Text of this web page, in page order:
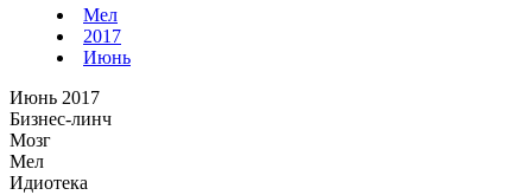
Мел
2017
Июнь
Июнь 2017
Бизнес-линч
Мозг
Мел
Идиотека